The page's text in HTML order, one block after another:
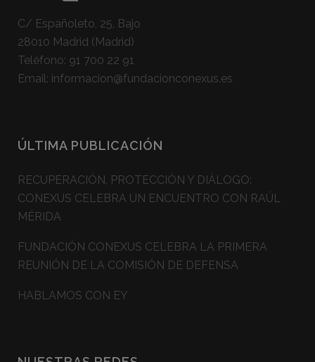
C/ Españoleto, 25, Bajo
28010 Madrid (Madrid)
Teléfono: 91 700 22 91
Email: informacion@fundacionconexus.es
ÚLTIMA PUBLICACIÓN
RECUPERACIÓN, PROTECCIÓN Y DIÁLOGO:
CONEXUS CELEBRA UN ENCUENTRO CON RAÚL
MÉRIDA
FUNDACIÓN CONEXUS CELEBRA LA PRIMERA
REUNIÓN DE LA COMISIÓN DE DEFENSA
HABLAMOS CON EY